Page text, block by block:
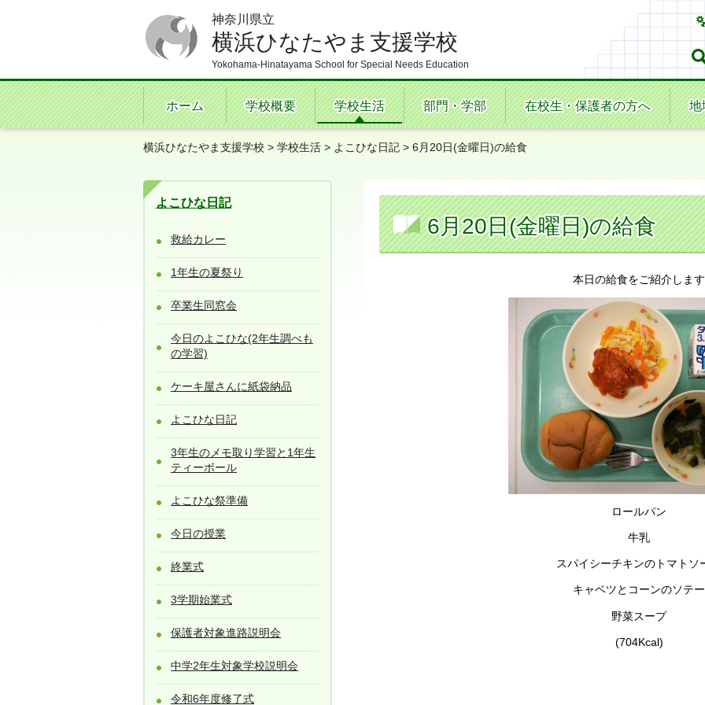
神奈川県立
横浜ひなたやま支援学校
Yokohama-Hinatayama School for Special Needs Education
ホーム 学校概要 学校生活 部門・学部 在校生・保護者の方へ 地
横浜ひなたやま支援学校 > 学校生活 > よこひな日記 > 6月20日(金曜日)の給食
よこひな日記
救給カレー
1年生の夏祭り
卒業生同窓会
今日のよこひな(2年生調べも
の学習)
ケーキ屋さんに紙袋納品
よこひな日記
3年生のメモ取り学習と1年生
ティーボール
よこひな祭準備
今日の授業
終業式
3学期始業式
保護者対象進路説明会
中学2年生対象学校説明会
令和6年度修了式
6月20日(金曜日)の給食
本日の給食をご紹介します
ロールパン
牛乳
スパイシーチキンのトマトソ
キャベツとコーンのソテー
野菜スープ
(704Kcal)